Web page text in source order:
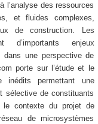
l’analyse des ressources
et fluides complexes,
de construction. Les
d’importants enjeux
dans une perspective de
porte sur l’étude et le
inédits permettant une
sélective de constituants
le contexte du projet de
de microsystèmes